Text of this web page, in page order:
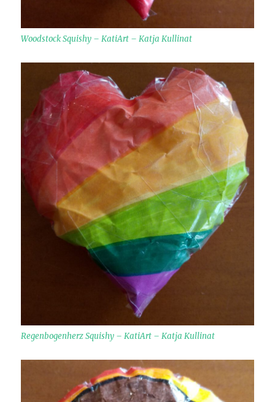
Woodstock Squishy – KatiArt – Katja Kullinat
Regenbogenherz Squishy – KatiArt – Katja Kullinat